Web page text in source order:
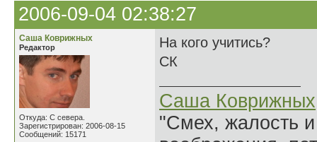
2006-09-04 02:38:27
Саша Коврижных
Редактор
Откуда: С севера.
Зарегистрирован: 2006-08-15
Сообщений: 15171
На кого учитись?
СК
Саша Коврижных
"Смех, жалость